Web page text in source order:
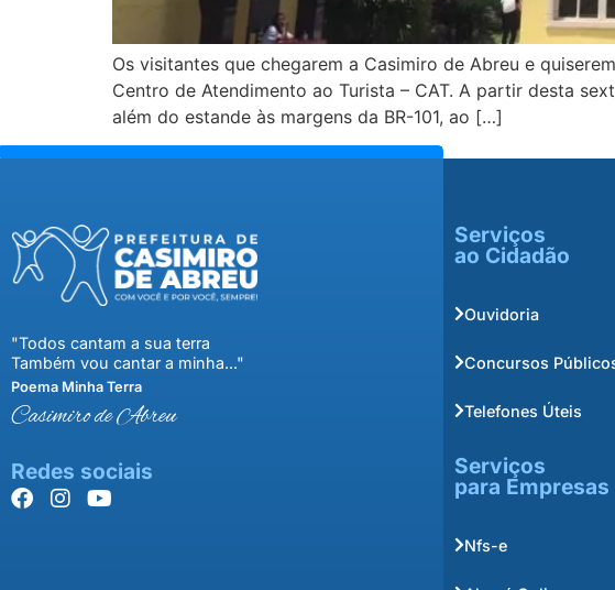
Os visitantes que chegarem a Casimiro de Abreu e
Centro de Atendimento ao Turista – CAT. A partir desta
além do estande às margens da BR-101, ao […]
"Todos cantam a sua terra
Também vou cantar a minha..."
Poema Minha Terra
Casimiro de Abreu
Redes sociais
Serviços
ao Cidadão
Ouvidoria
Concursos
Telefones Úteis
Serviços
para Empresas
Nfs-e